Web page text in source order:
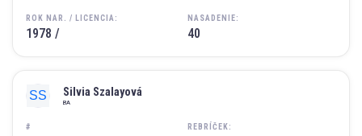
ROK NAR. / LICENCIA:
1978 /
NASADENIE:
40
#
Silvia Szalayová
BA
REBRÍČEK: